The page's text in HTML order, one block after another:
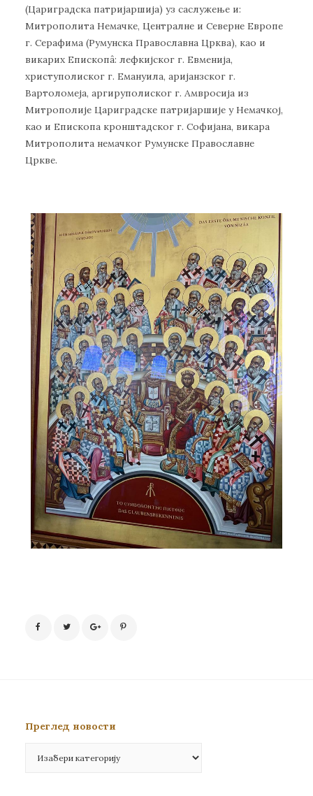
(Цариградска патријаршија) уз саслужење и:
Митрополита Немачке, Централне и Северне Европе
г. Серафима (Румунска Православна Црква), као и
викарих Епископâ: лефкијског г. Евменија,
христуполиског г. Емануила, аријанзског г.
Вартоломеја, аргируполиског г. Амвросија из
Митрополије Цариградске патријаршије у Немачкој,
као и Епископа кронштадског г. Софијана, викара
Митрополита немачког Румунске Православне
Цркве.
Преглед новости
новости